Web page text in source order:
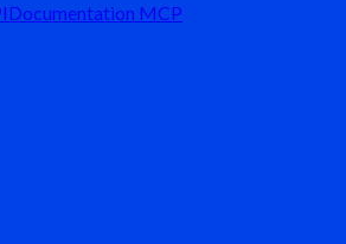
Documentation MCP